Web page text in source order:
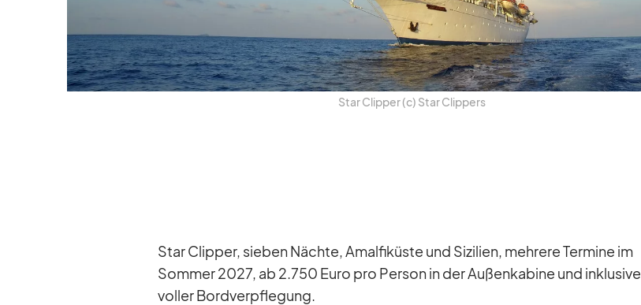
Star Clip­per (c) Star Clip­pers
Star Clip­per, sie­ben Nächte, Amal­fi­küste und Si­zi­lien, meh­rere Ter­mine im
Som­mer 2027, ab 2.750 Euro pro Per­son in der Au­ßen­ka­bine und in­klu­sive
vol­ler Bord­ver­pfle­gung.